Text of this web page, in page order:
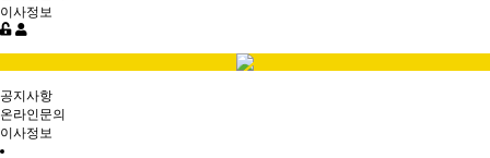
이사정보
공지사항
온라인문의
이사정보